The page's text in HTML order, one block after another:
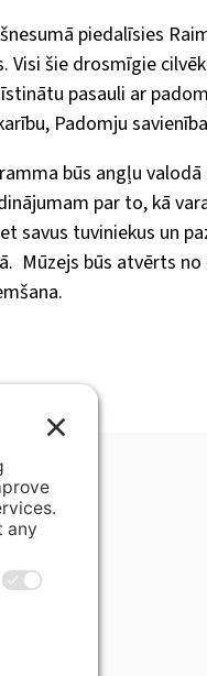
piedalīsies
Visi šie drosmīgie
pasauli ar
Padomju
būs angļu
par to, kā
savus tuviniekus un
Mūzejs būs atvērts